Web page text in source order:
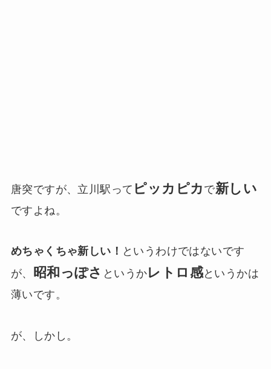
唐突ですが、立川駅って ピッカピカ で新しい
ですよね。
めちゃくちゃ新しい！ というわけではないです
が、 昭和っぽさ というかレトロ感というかは
薄いです。
が、しかし。